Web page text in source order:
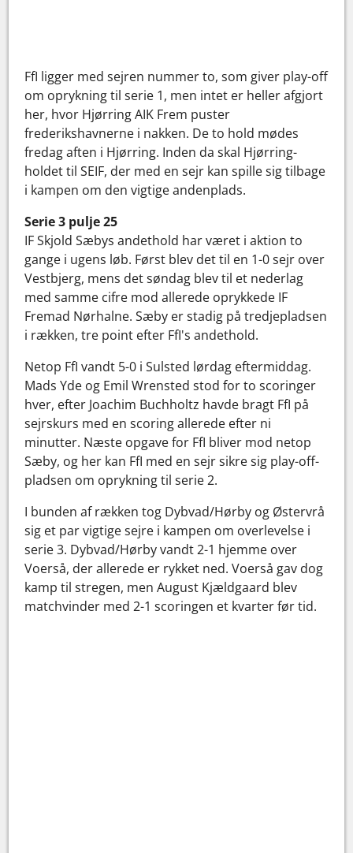
FfI ligger med sejren nummer to, som giver play-off
om oprykning til serie 1, men intet er heller afgjort
her, hvor Hjørring AIK Frem puster
frederikshavnerne i nakken. De to hold mødes
fredag aften i Hjørring. Inden da skal Hjørring-
holdet til SEIF, der med en sejr kan spille sig tilbage
i kampen om den vigtige andenplads.
Serie 3 pulje 25
IF Skjold Sæbys andethold har været i aktion to
gange i ugens løb. Først blev det til en 1-0 sejr over
Vestbjerg, mens det søndag blev til et nederlag
med samme cifre mod allerede oprykkede IF
Fremad Nørhalne. Sæby er stadig på tredjepladsen
i rækken, tre point efter FfI's andethold.
Netop FfI vandt 5-0 i Sulsted lørdag eftermiddag.
Mads Yde og Emil Wrensted stod for to scoringer
hver, efter Joachim Buchholtz havde bragt FfI på
sejrskurs med en scoring allerede efter ni
minutter. Næste opgave for FfI bliver mod netop
Sæby, og her kan FfI med en sejr sikre sig play-off-
pladsen om oprykning til serie 2.
I bunden af rækken tog Dybvad/Hørby og Østervrå
sig et par vigtige sejre i kampen om overlevelse i
serie 3. Dybvad/Hørby vandt 2-1 hjemme over
Voerså, der allerede er rykket ned. Voerså gav dog
kamp til stregen, men August Kjældgaard blev
matchvinder med 2-1 scoringen et kvarter før tid.